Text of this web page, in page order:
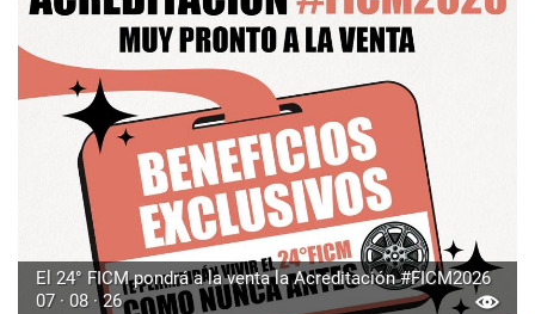
El 24° FICM pondrá a la venta la Acreditación #FICM2026
07 · 08 · 26